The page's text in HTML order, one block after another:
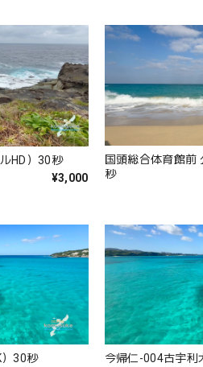
HD）30秒
¥3,000
国頭総合体育館前
秒
30秒
今帰仁-004古宇利